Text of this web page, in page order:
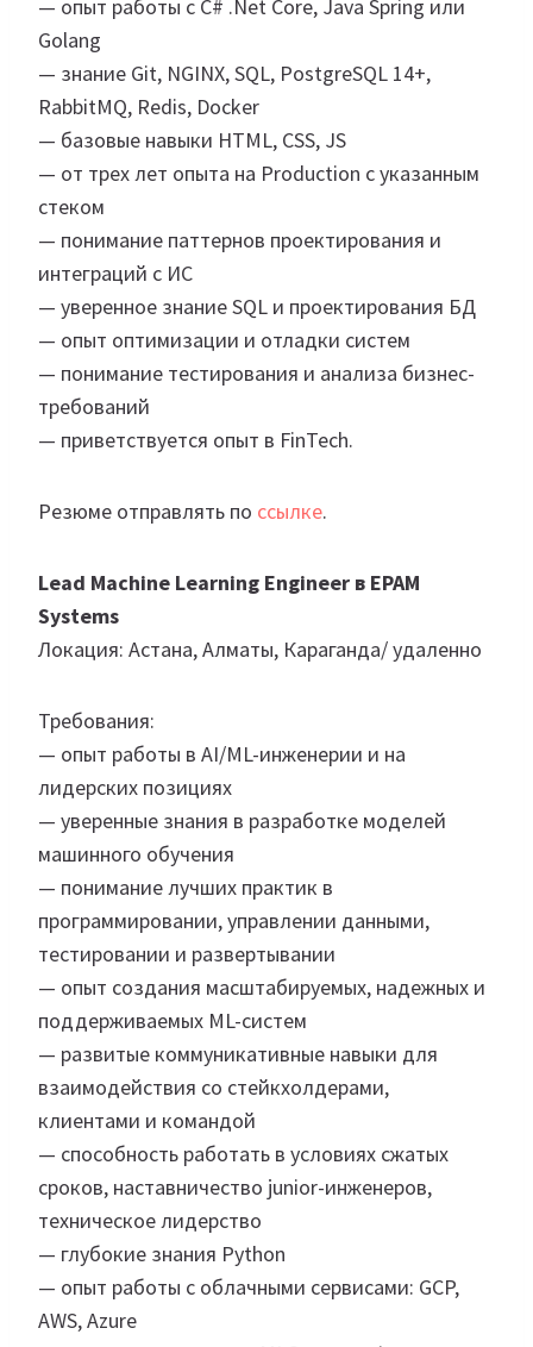
— опыт работы с C# .Net Core, Java Spring или
Golang
— знание Git, NGINX, SQL, PostgreSQL 14+,
RabbitMQ, Redis, Docker
— базовые навыки HTML, CSS, JS
— от трех лет опыта на Production с указанным
стеком
— понимание паттернов проектирования и
интеграций с ИС
— уверенное знание SQL и проектирования БД
— опыт оптимизации и отладки систем
— понимание тестирования и анализа бизнес-
требований
— приветствуется опыт в FinTech.
Резюме отправлять по ссылке.
Lead Machine Learning Engineer в EPAM
Systems
Локация: Астана, Алматы, Караганда/ удаленно
Требования:
— опыт работы в AI/ML-инженерии и на
лидерских позициях
— уверенные знания в разработке моделей
машинного обучения
— понимание лучших практик в
программировании, управлении данными,
тестировании и развертывании
— опыт создания масштабируемых, надежных и
поддерживаемых ML-систем
— развитые коммуникативные навыки для
взаимодействия со стейкхолдерами,
клиентами и командой
— способность работать в условиях сжатых
сроков, наставничество junior-инженеров,
техническое лидерство
— глубокие знания Python
— опыт работы с облачными сервисами: GCP,
AWS, Azure